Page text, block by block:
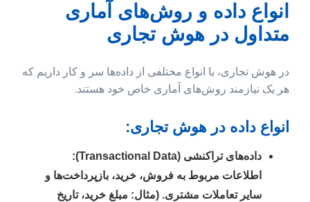
انواع داده و روش‌های آماری
متداول در هوش تجاری
در هوش تجاری، با انواع مختلفی از داده‌ها سر و کار داریم که
هر یک نیازمند روش‌های آماری خاص خود هستند.
انواع داده در هوش تجاری:
داده‌های تراکنشی (Transactional Data):
اطلاعات مربوط به فروش، خرید، بازپرداخت‌ها و
سایر تعاملات مشتری. (مثال: مبلغ خرید، تاریخ